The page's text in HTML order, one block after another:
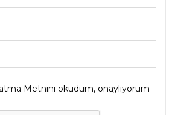
Metnini okudum, onaylıyorum